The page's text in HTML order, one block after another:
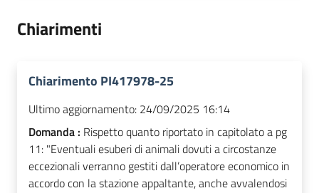
Chiarimenti
Chiarimento PI417978-25
Ultimo aggiornamento: 24/09/2025 16:14
Domanda : Rispetto quanto riportato in capitolato a pg
11: "Eventuali esuberi di animali dovuti a circostanze
eccezionali verranno gestiti dall’operatore economico in
accordo con la stazione appaltante, anche avvalendosi